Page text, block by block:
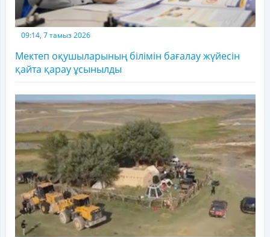
09:14, 7 тамыз 2026
Мектеп оқушыларының білімін бағалау жүйесін
қайта қарау ұсынылды